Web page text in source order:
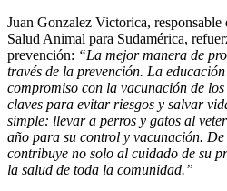
Juan Gonzalez Victorica,
Salud Animal para Sudamérica,
prevención: “La mejor manera de
través de la prevención. La
compromiso con la vacunación de
claves para evitar riesgos y salvar
simple: llevar a perros y gatos al
año para su control y vacunación.
contribuye no solo al cuidado de su
la salud de toda la comunidad.”